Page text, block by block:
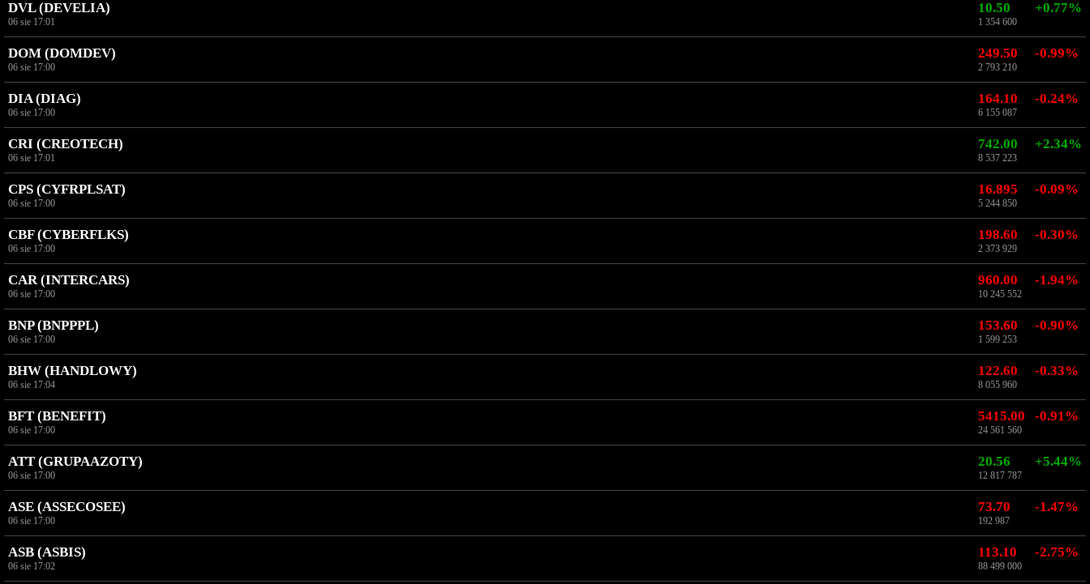
DVL (DEVELIA)
06 sie 17:01
10.50
1 354 600
+0.77%
DOM (DOMDEV)
06 sie 17:00
249.50
2 793 210
-0.99%
DIA (DIAG)
06 sie 17:00
164.10
6 155 087
-0.24%
CRI (CREOTECH)
06 sie 17:01
742.00
8 537 223
+2.34%
CPS (CYFRPLSAT)
06 sie 17:00
16.895
5 244 850
-0.09%
CBF (CYBERFLKS)
06 sie 17:00
198.60
2 373 929
-0.30%
CAR (INTERCARS)
06 sie 17:00
960.00
10 245 552
-1.94%
BNP (BNPPPL)
06 sie 17:00
153.60
1 599 253
-0.90%
BHW (HANDLOWY)
06 sie 17:04
122.60
8 055 960
-0.33%
BFT (BENEFIT)
06 sie 17:00
5415.00
24 561 560
-0.91%
ATT (GRUPAAZOTY)
06 sie 17:00
20.56
12 817 787
+5.44%
ASE (ASSECOSEE)
06 sie 17:00
73.70
192 987
-1.47%
ASB (ASBIS)
06 sie 17:02
113.10
88 499 000
-2.75%